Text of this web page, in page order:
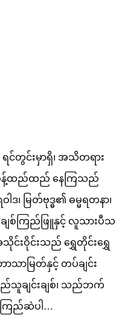
ရင်တွင်းမှာရှိ၊ အသိတရား
ခန့်ထည်ထည် နေကြသည်
ဒ၊ မြတ်ဗုဒ္ဓ၏ ဓမ္မရတနာ၊
ျစ်ကြည်ဖြူနှင့် လူသားပီသ
အသိုင်းဝိုင်းသည် ရွှေတိုင်းရွှေ
သာမြတ်နှင့် တပ်ချင်း
သူချင်းချစ်၊ သည်ဘက်
ကြည်ဆဲပါ…